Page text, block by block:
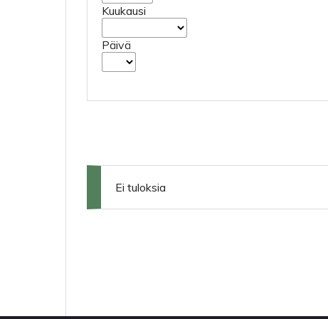
Kuukausi
Päivä
Ei tuloksia